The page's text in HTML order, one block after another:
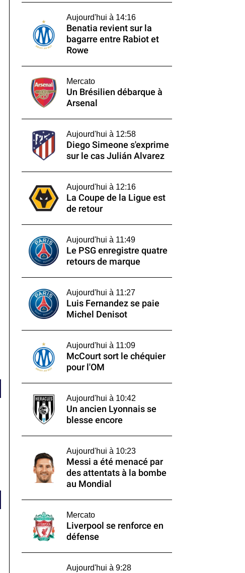
Aujourd'hui à 14:16
Benatia revient sur la
bagarre entre Rabiot et
Rowe
Mercato
Un Brésilien débarque à
Arsenal
Aujourd'hui à 12:58
Diego Simeone s'exprime
sur le cas Julián Alvarez
Aujourd'hui à 12:16
La Coupe de la Ligue est
de retour
Aujourd'hui à 11:49
Le PSG enregistre quatre
retours de marque
Aujourd'hui à 11:27
Luis Fernandez se paie
Michel Denisot
Aujourd'hui à 11:09
McCourt sort le chéquier
pour l'OM
Aujourd'hui à 10:42
Un ancien Lyonnais se
blesse encore
Aujourd'hui à 10:23
Messi a été menacé par
des attentats à la bombe
au Mondial
Mercato
Liverpool se renforce en
défense
Aujourd'hui à 9:28